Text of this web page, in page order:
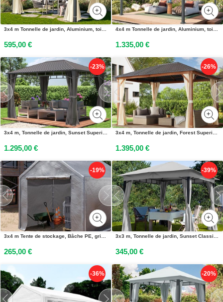
3x4 m Tonnelle de jardin, Aluminium, toit souple, champagne - (300685)
595,00 €
4x4 m Tonnelle de jardin, Aluminium, toit rigide - (300684)
1.335,00 €
-23%
3x4 m, Tonnelle de jardin, Sunset Superior, gris - (300194)
1.295,00 €
-26%
3x4 m, Tonnelle de jardin, Forest Superior, champagne, imitation chêne - (300183)
1.395,00 €
-19%
3x4 m Tente de stockage, Bâche PE, gris - (4770)
265,00 €
-39%
3x3 m, Tonnelle de jardin, Sunset Classic, gris perle - (300040)
345,00 €
-36% -20%